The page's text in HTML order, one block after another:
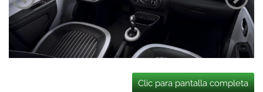
Clic para pantalla completa